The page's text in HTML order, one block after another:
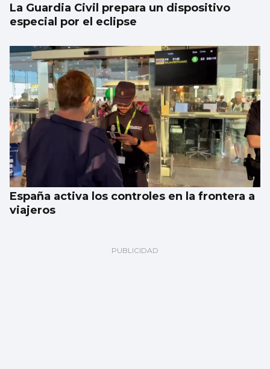
La Guardia Civil prepara un dispositivo
especial por el eclipse
España activa los controles en la frontera a
viajeros